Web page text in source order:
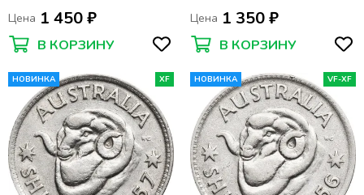
Цена 1 450 ₽
В КОРЗИНУ
Цена 1 350 ₽
В КОРЗИНУ
НОВИНКА XF НОВИНКА VF-XF